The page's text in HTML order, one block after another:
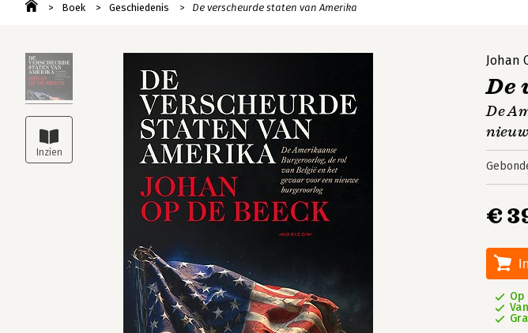
Boek Geschiedenis De verscheurde staten van Amerika
Johan
De
De
€